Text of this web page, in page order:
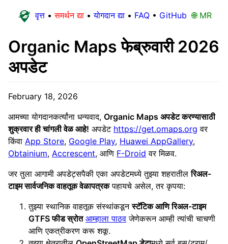
वृत्त •समर्थन द्या •योगदान द्या • FAQ • GitHub 🌐 MR
Organic Maps फेब्रुवारी 2026
अपडेट
February 18, 2026
आमच्या योगदानकर्त्यांना धन्यवाद, Organic Maps अपडेट करण्यासाठी
शुक्रवार ही चांगली वेळ आहे! अपडेट https://get.omaps.org वर
किंवा App Store, Google Play, Huawei AppGallery,
Obtainium, Accrescent, आणि F-Droid वर मिळव.
जर तुला आगामी अपडेट्सपैकी एका अपडेटमध्ये तुझ्या शहरातीलरिअल-
टाइम सार्वजनिक वाहतूक वेळापत्रकपहायचे असेल, तर कृपया:
तुझ्या स्थानिक वाहतूक संस्थांकडूनस्टॅटिक आणि रिअल-टाइम
GTFS फीड स्रोत आम्हाला पाठव जेणेकरून आम्ही त्यांची चाचणी
आणि एकत्रीकरण करू शकू.